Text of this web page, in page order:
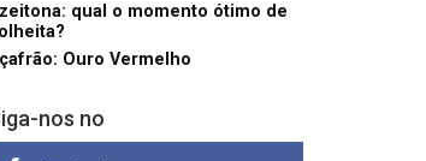
qual o momento ótimo de
Ouro Vermelho
nos no